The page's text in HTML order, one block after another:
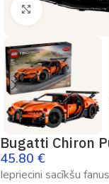
Palielināt
Bugatti Chiron
45.80 €
Iepriecini sacīkšu